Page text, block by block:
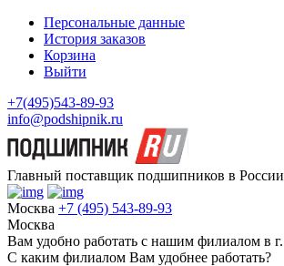
Персональные данные
История заказов
Корзина
Выйти
+7(495)543-89-93
info@podshipnik.ru
Главный поставщик подшипников в России
Москва +7 (495) 543-89-93
Москва
Вам удобно работать с нашим филиалом в г.
С каким филиалом Вам удобнее работать?